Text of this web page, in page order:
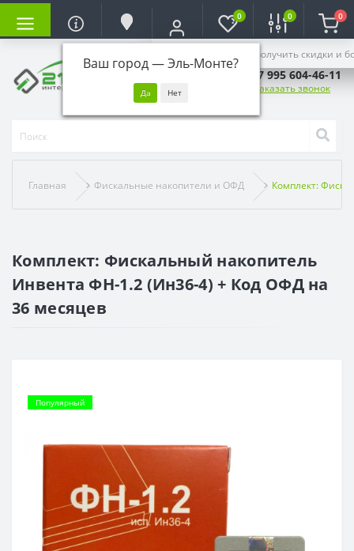
Ваш город —Эль-Монте?
Войдите, чтобы получить скидки и
0 0 0
+7 995 604-46-11
Заказать звонок
Главная Фискальные накопители и ОФД Комплект:
Комплект: Фискальный накопитель
Инвента ФН-1.2 (Ин36-4) + Код ОФД на
36 месяцев
Популярный